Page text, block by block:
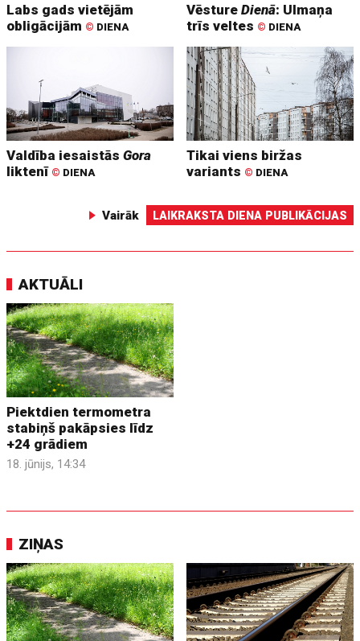
Labs gads vietējām
obligācijām © DIENA
VēstureDienā: Ulmaņa
trīs veltes © DIENA
Valdība iesaistāsGora
liktenī © DIENA
Tikai viens biržas
variants © DIENA
Vairāk LAIKRAKSTA DIENA PUBLIKĀCIJAS
AKTUĀLI
Piektdien termometra
stabiņš pakāpsies līdz
+24 grādiem
18. jūnijs, 14:34
ZIŅAS